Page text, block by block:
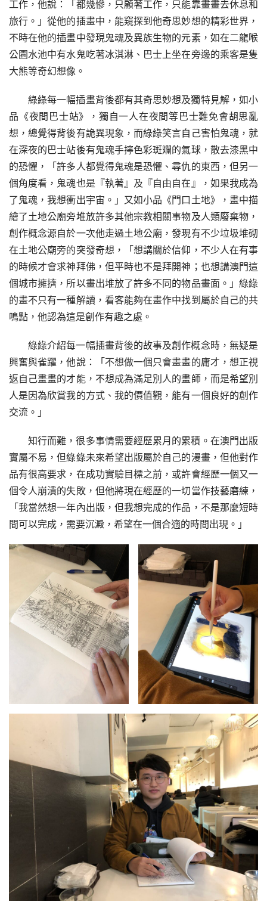
工作，他說：「都幾慘，只顧著工作，只能靠畫畫去休息和
旅行。」從他的插畫中，能窺探到他奇思妙想的精彩世界，
不時在他的插畫中發現鬼魂及異族生物的元素，如在二龍喉
公園水池中有水鬼吃著冰淇淋、巴士上坐在旁邊的乘客是隻
大熊等奇幻想像。
綠綠每一幅插畫背後都有其奇思妙想及獨特見解，如小
品《夜間巴士站》，獨自一人在夜間等巴士難免會胡思亂
想，總覺得背後有詭異現象，而綠綠笑言自己害怕鬼魂，就
在深夜的巴士站後有鬼魂手擰色彩斑斕的氣球，散去漆黑中
的恐懼，「許多人都覺得鬼魂是恐懼、尋仇的東西，但另一
個角度看，鬼魂也是『執著』及『自由自在』，如果我成為
了鬼魂，我想衝出宇宙。」又如小品《門口土地》，畫中描
繪了土地公廟旁堆放許多其他宗教相關事物及人類廢棄物，
創作概念源自於一次他走過土地公廟，發現有不少垃圾堆砌
在土地公廟旁的突發奇想，「想講關於信仰，不少人在有事
的時候才會求神拜佛，但平時也不是拜開神；也想講澳門這
個城市擁擠，所以畫出堆放了許多不同的物品畫面。」綠綠
的畫不只有一種解讀，看客能夠在畫作中找到屬於自己的共
鳴點，他認為這是創作有趣之處。
綠綠介紹每一幅插畫背後的故事及創作概念時，無疑是
興奮與雀躍，他說：「不想做一個只會畫畫的庸才，想正視
返自己畫畫的才能，不想成為滿足別人的畫師，而是希望別
人是因為欣賞我的方式、我的價值觀，能有一個良好的創作
交流。」
知行而難，很多事情需要經歷累月的累積。在澳門出版
實屬不易，但綠綠未來希望出版屬於自己的漫畫，但他對作
品有很高要求，在成功實驗目標之前，或許會經歷一個又一
個令人崩潰的失敗，但他將現在經歷的一切當作技藝磨練，
「我當然想一年內出版，但我想完成的作品，不是那麼短時
間可以完成，需要沉澱，希望在一個合適的時間出現。」